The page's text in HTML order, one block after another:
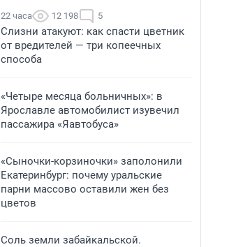
22 часа 12 198 5
Слизни атакуют: как спасти цветник
от вредителей — три копеечных
способа
«Четыре месяца больничных»: в
Ярославле автомобилист изувечил
пассажира «Яавтобуса»
«Сыночки-корзиночки» заполонили
Екатеринбург: почему уральские
парни массово оставили жен без
цветов
Соль земли забайкальской.